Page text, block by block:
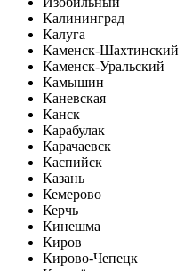
Калининград
Калуга
Каменск-Шахтинский
Каменск-Уральский
Камышин
Каневская
Канск
Карабулак
Карачаевск
Каспийск
Казань
Кемерово
Керчь
Кинешма
Киров
Кирово-Чепецк